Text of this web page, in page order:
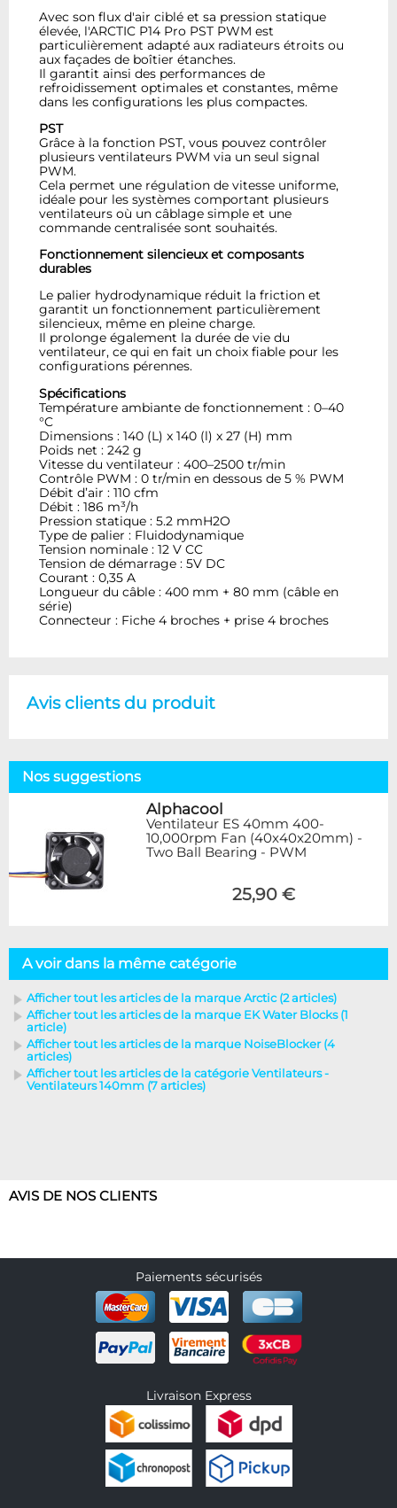
Avec son flux d'air ciblé et sa pression statique
élevée, l'ARCTIC P14 Pro PST PWM est
particulièrement adapté aux radiateurs étroits ou
aux façades de boîtier étanches.
Il garantit ainsi des performances de
refroidissement optimales et constantes, même
dans les configurations les plus compactes.
PST
Grâce à la fonction PST, vous pouvez contrôler
plusieurs ventilateurs PWM via un seul signal
PWM.
Cela permet une régulation de vitesse uniforme,
idéale pour les systèmes comportant plusieurs
ventilateurs où un câblage simple et une
commande centralisée sont souhaités.
Fonctionnement silencieux et composants
durables
Le palier hydrodynamique réduit la friction et
garantit un fonctionnement particulièrement
silencieux, même en pleine charge.
Il prolonge également la durée de vie du
ventilateur, ce qui en fait un choix fiable pour les
configurations pérennes.
Spécifications
Température ambiante de fonctionnement : 0–40
°C
Dimensions : 140 (L) x 140 (l) x 27 (H) mm
Poids net : 242 g
Vitesse du ventilateur : 400–2500 tr/min
Contrôle PWM : 0 tr/min en dessous de 5 % PWM
Débit d’air : 110 cfm
Débit : 186 m³/h
Pression statique : 5.2 mmH2O
Type de palier : Fluidodynamique
Tension nominale : 12 V CC
Tension de démarrage : 5V DC
Courant : 0,35 A
Longueur du câble : 400 mm + 80 mm (câble en
série)
Connecteur : Fiche 4 broches + prise 4 broches
Avis clients du produit
Nos suggestions
Alphacool
Ventilateur ES 40mm 400-
10,000rpm Fan (40x40x20mm) -
Two Ball Bearing - PWM
25,90 €
A voir dans la même catégorie
Afficher tout les articles de la marque Arctic (2 articles)
Afficher tout les articles de la marque EK Water Blocks (1
article)
Afficher tout les articles de la marque NoiseBlocker (4
articles)
Afficher tout les articles de la catégorie Ventilateurs -
Ventilateurs 140mm (7 articles)
AVIS DE NOS CLIENTS
Paiements sécurisés
Livraison Express